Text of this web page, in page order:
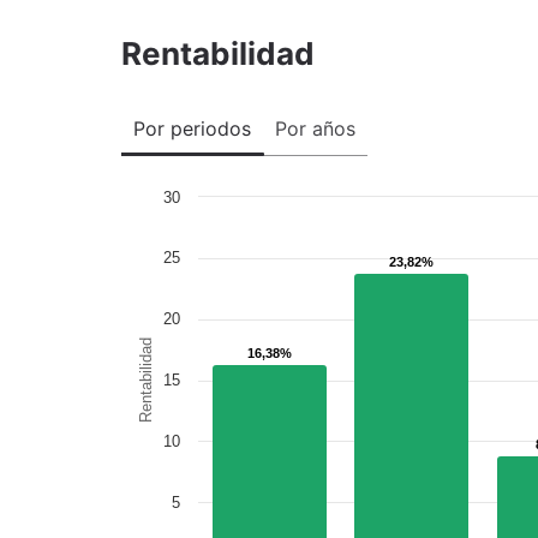
Rentabilidad
Por periodos Por años
Rentabilidad 16,38%
16,38%
23,82%
23,82%
5
10
15
20
25
30